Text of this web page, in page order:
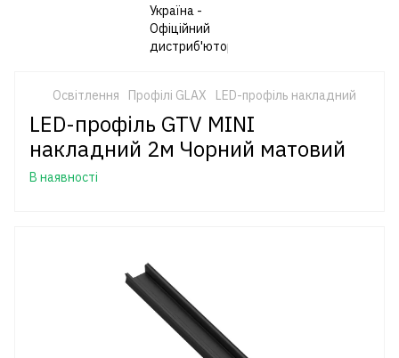
Освітлення Профілі GLAX LED-профіль накладний
LED-профіль GTV MINI
накладний 2м Чорний матовий
В наявності